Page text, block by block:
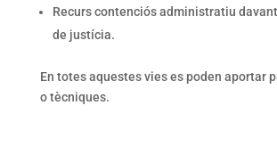
Recurs contenciós administratiu
de justícia.
En totes aquestes vies es poden aportar
o tècniques.